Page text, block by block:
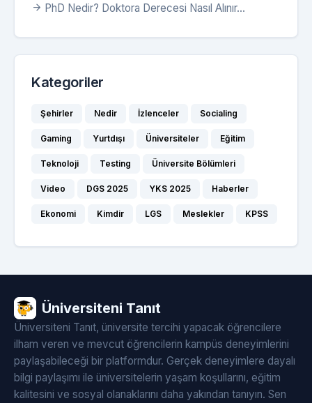
PhD Nedir? Doktora Derecesi Nasıl Alınır...
Kategoriler
Şehirler Nedir İzlenceler Socialing
Gaming Yurtdışı Üniversiteler Eğitim
Teknoloji Testing Üniversite Bölümleri
Video DGS 2025 YKS 2025 Haberler
Ekonomi Kimdir LGS Meslekler KPSS
Üniversiteni Tanıt
Üniversiteni Tanıt, üniversite tercihi yapacak öğrencilere
ilham veren ve mevcut öğrencilerin kampüs deneyimlerini
paylaşabileceği bir platformdur. Gerçek deneyimlere dayalı
bilgi paylaşımı ile üniversitelerin yaşam koşullarını, eğitim
kalitesini ve sosyal olanaklarını daha yakından tanıyın. Sen